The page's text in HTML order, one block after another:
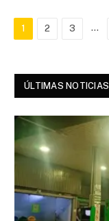
1 2 3 …
ÚLTIMAS NOTICIAS